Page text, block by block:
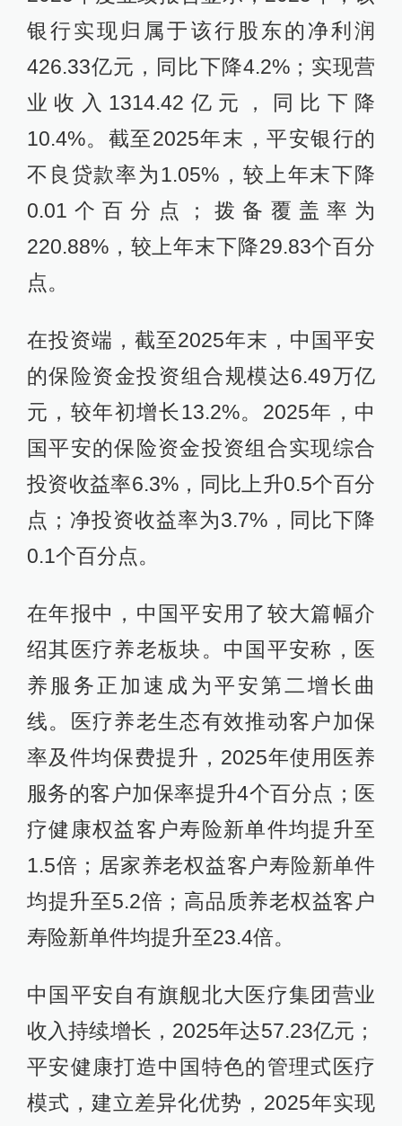
银行实现归属于该行股东的净利润
426.33亿元，同比下降4.2%；实现营
业收入1314.42亿元，同比下降
10.4%。截至2025年末，平安银行的
不良贷款率为1.05%，较上年末下降
0.01个百分点；拨备覆盖率为
220.88%，较上年末下降29.83个百分
点。
在投资端，截至2025年末，中国平安
的保险资金投资组合规模达6.49万亿
元，较年初增长13.2%。2025年，中
国平安的保险资金投资组合实现综合
投资收益率6.3%，同比上升0.5个百分
点；净投资收益率为3.7%，同比下降
0.1个百分点。
在年报中，中国平安用了较大篇幅介
绍其医疗养老板块。中国平安称，医
养服务正加速成为平安第二增长曲
线。医疗养老生态有效推动客户加保
率及件均保费提升，2025年使用医养
服务的客户加保率提升4个百分点；医
疗健康权益客户寿险新单件均提升至
1.5倍；居家养老权益客户寿险新单件
均提升至5.2倍；高品质养老权益客户
寿险新单件均提升至23.4倍。
中国平安自有旗舰北大医疗集团营业
收入持续增长，2025年达57.23亿元；
平安健康打造中国特色的管理式医疗
模式，建立差异化优势，2025年实现